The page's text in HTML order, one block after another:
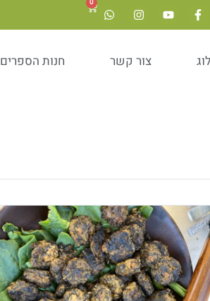
0
צור קשר חנות הספרים